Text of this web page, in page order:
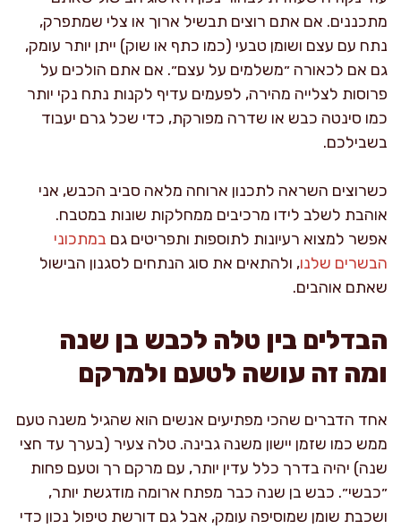
מתכננים. אם אתם רוצים תבשיל ארוך או צלי שמתפרק,
נתח עם עצם ושומן טבעי (כמו כתף או שוק) ייתן יותר עומק,
גם אם לכאורה ״משלמים על עצם״. אם אתם הולכים על
פרוסות לצלייה מהירה, לפעמים עדיף לקנות נתח נקי יותר
כמו סינטה כבש או שדרה מפורקת, כדי שכל גרם יעבוד
בשבילכם.
כשרוצים השראה לתכנון ארוחה מלאה סביב הכבש, אני
אוהבת לשלב לידו מרכיבים ממחלקות שונות במטבח.
אפשר למצוא רעיונות לתוספות ותפריטים גם במתכוני
הבשרים שלנו, ולהתאים את סוג הנתחים לסגנון הבישול
שאתם אוהבים.
הבדלים בין טלה לכבש בן שנה
ומה זה עושה לטעם ולמרקם
אחד הדברים שהכי מפתיעים אנשים הוא שהגיל משנה טעם
ממש כמו שזמן יישון משנה גבינה. טלה צעיר (בערך עד חצי
שנה) יהיה בדרך כלל עדין יותר, עם מרקם רך וטעם פחות
״כבשי״. כבש בן שנה כבר מפתח ארומה מודגשת יותר,
ושכבת שומן שמוסיפה עומק, אבל גם דורשת טיפול נכון כדי